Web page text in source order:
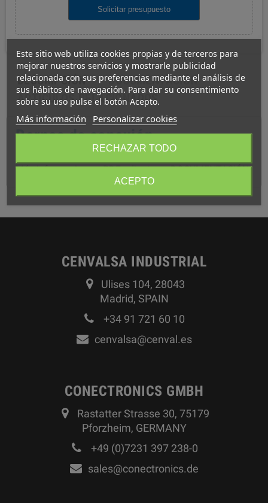
Solicitar presupuesto
DESCRIPCIÓN
DOCUMENTACIÓN
ARTÍCULOS RELACIONADOS
Bornas de conexión
Más informacion en PDF adjunto en DOCUMENTACIÓN
CENVALSA INDUSTRIAL
Ulises 104, 28043
Madrid, SPAIN
+34 91 721 60 10
cenvalsa@cenval.es
CONECTRONICS GMBH
Rastatter Strasse 30, 75179
Pforzheim, GERMANY
+49 (0)7231 397 238-0
sales@conectronics.de
Este sitio web utiliza cookies propias y de terceros para
mejorar nuestros servicios y mostrarle publicidad
relacionada con sus preferencias mediante el análisis de
sus hábitos de navegación. Para dar su consentimiento
sobre su uso pulse el botón Acepto.
Más información Personalizar cookies
RECHAZAR TODO
ACEPTO